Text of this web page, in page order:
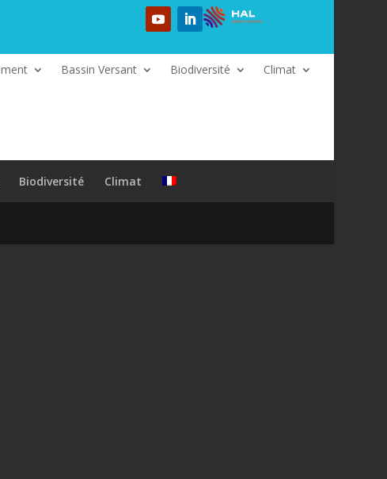
Bassin Versant Biodiversité Climat
Biodiversité Climat